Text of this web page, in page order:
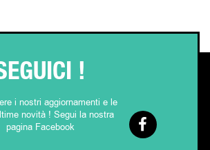
!
i nostri aggiornamenti e le
novità ! Segui la nostra
pagina Facebook